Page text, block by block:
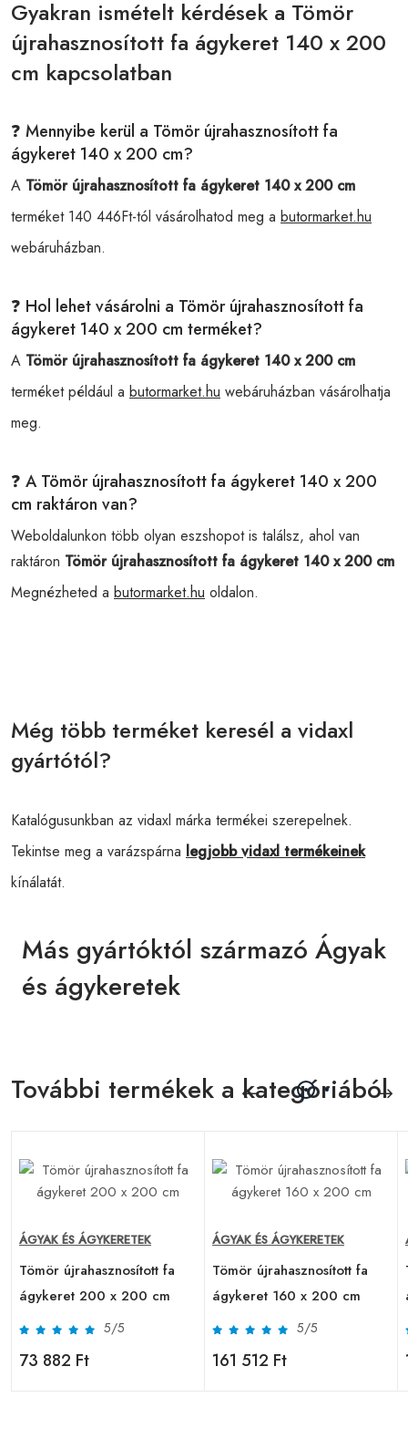
Gyakran ismételt kérdések a Tömör
újrahasznosított fa ágykeret 140 x 200
cm kapcsolatban
❓ Mennyibe kerül a Tömör újrahasznosított fa
ágykeret 140 x 200 cm?
A Tömör újrahasznosított fa ágykeret 140 x 200 cm
terméket 140 446Ft-tól vásárolhatod meg a butormarket.hu
webáruházban.
❓ Hol lehet vásárolni a Tömör újrahasznosított fa
ágykeret 140 x 200 cm terméket?
A Tömör újrahasznosított fa ágykeret 140 x 200 cm
terméket például a butormarket.hu webáruházban vásárolhatja
meg.
❓ A Tömör újrahasznosított fa ágykeret 140 x 200
cm raktáron van?
Weboldalunkon több olyan eszshopot is találsz, ahol van
raktáron Tömör újrahasznosított fa ágykeret 140 x 200 cm
Megnézheted a butormarket.hu oldalon.
Még több terméket keresél a vidaxl
gyártótól?
Katalógusunkban az vidaxl márka termékei szerepelnek.
Tekintse meg a varázspárna legjobb vidaxl termékeinek
kínálatát.
Más gyártóktól származó Ágyak
és ágykeretek
További termékek a kategóriából
ÁGYAK ÉS ÁGYKERETEK
Tömör újrahasznosított fa
ágykeret 200 x 200 cm
5/5
73 882 Ft
ÁGYAK ÉS ÁGYKERETEK
Tömör újrahasznosított fa
ágykeret 160 x 200 cm
5/5
161 512 Ft